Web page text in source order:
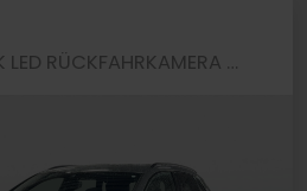
Q3 TFSI s tronic AHK LED RÜCKFAHRKAMERA LM19